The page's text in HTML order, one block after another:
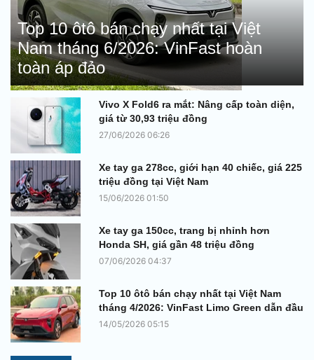
Top 10 ôtô bán chạy nhất tại Việt
Nam tháng 6/2026: VinFast hoàn
toàn áp đảo
Vivo X Fold6 ra mắt: Nâng cấp toàn diện,
giá từ 30,93 triệu đồng
27/06/2026 06:26
Xe tay ga 278cc, giới hạn 40 chiếc, giá 225
triệu đồng tại Việt Nam
15/06/2026 01:50
Xe tay ga 150cc, trang bị nhỉnh hơn
Honda SH, giá gần 48 triệu đồng
07/06/2026 04:37
Top 10 ôtô bán chạy nhất tại Việt Nam
tháng 4/2026: VinFast Limo Green dẫn đầu
14/05/2026 05:15